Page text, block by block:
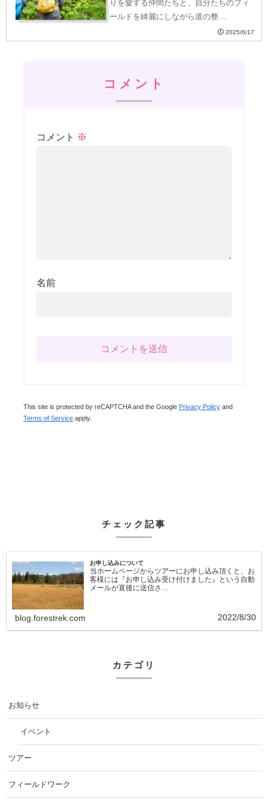
りを愛する仲間たちと、自分たちのフィ
ールドを綺麗にしながら道の整…
2025/6/17
コメント
コメント ※
名前
This site is protected by reCAPTCHA and the Google Privacy Policy and
Terms of Service apply.
チェック記事
お申し込みについて
当ホームページからツアーにお申し込み頂くと、お
客様には『お申し込み受け付けました』という自動
メールが直後に送信さ…
blog.forestrek.com 2022/8/30
カテゴリ
お知らせ
イベント
ツアー
フィールドワーク